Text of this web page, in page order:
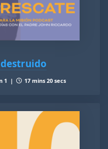
1 | 17 mins 20 secs